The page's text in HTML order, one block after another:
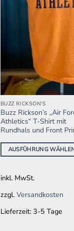
BUZZ RICKSON'S
Buzz Rickson’s „Air
Athletics“ T-Shirt mit
Rundhals und Front
AUSFÜHRUNG
Dieses
Produkt
weist
Varianten
Die
können
auf
inkl. MwSt.
zzgl. Versandkosten
Lieferzeit: 3-5 Tage